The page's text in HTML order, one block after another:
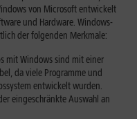
von Microsoft entwickelt
und Hardware. Windows-
der folgenden Merkmale:
mit Windows sind mit einer
da viele Programme und
entwickelt wurden.
eingeschränkte Auswahl an